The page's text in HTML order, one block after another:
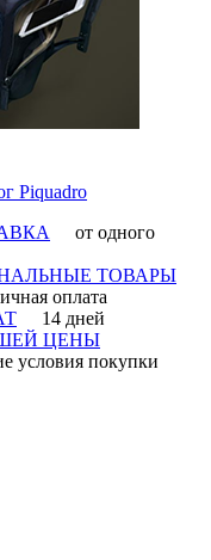
Piquadro
от одного
ТОВАРЫ
оплата
14 дней
ЦЕНЫ
условия покупки